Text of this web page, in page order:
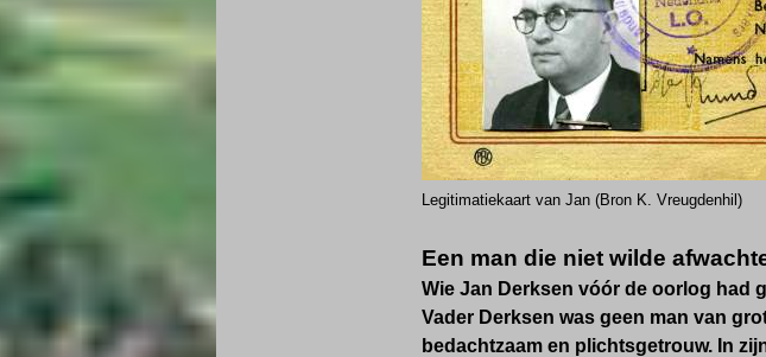
Legitimatiekaart van Jan (Bron K. Vreugdenhil)
Een man die niet wilde
Wie Jan Derksen vóór de oorlog had
Vader Derksen was geen man van
bedachtzaam en plichtsgetrouw. In